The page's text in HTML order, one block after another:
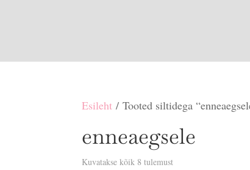
Esileht / Tooted siltidega
enneaegsele
Kuvatakse kõik 8 tulemustSorditud